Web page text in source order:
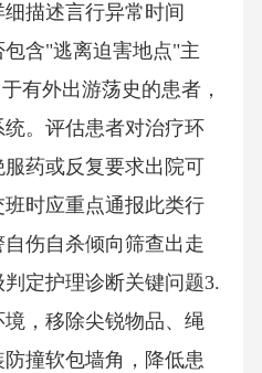
描述言行异常时间
含"逃离迫害地点"主
有外出游荡史的患者，
。评估患者对治疗环
药或反复要求出院可
时应重点通报此类行
伤自杀倾向筛查出走
定护理诊断关键问题3.
，移除尖锐物品、绳
撞软包墙角，降低患